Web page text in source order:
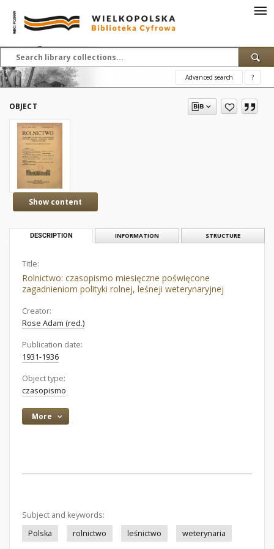
Advanced search ?
OBJECT
Show content
DESCRIPTION INFORMATION STRUCTURE
Title:
Rolnictwo: czasopismo miesięczne poświęcone
zagadnieniom polityki rolnej, leśneji weterynaryjnej
Creator:
Rose Adam (red.)
Publication date:
1931-1936
Object type:
czasopismo
More
Subject and keywords:
Polska
rolnictwo leśnictwo weterynaria